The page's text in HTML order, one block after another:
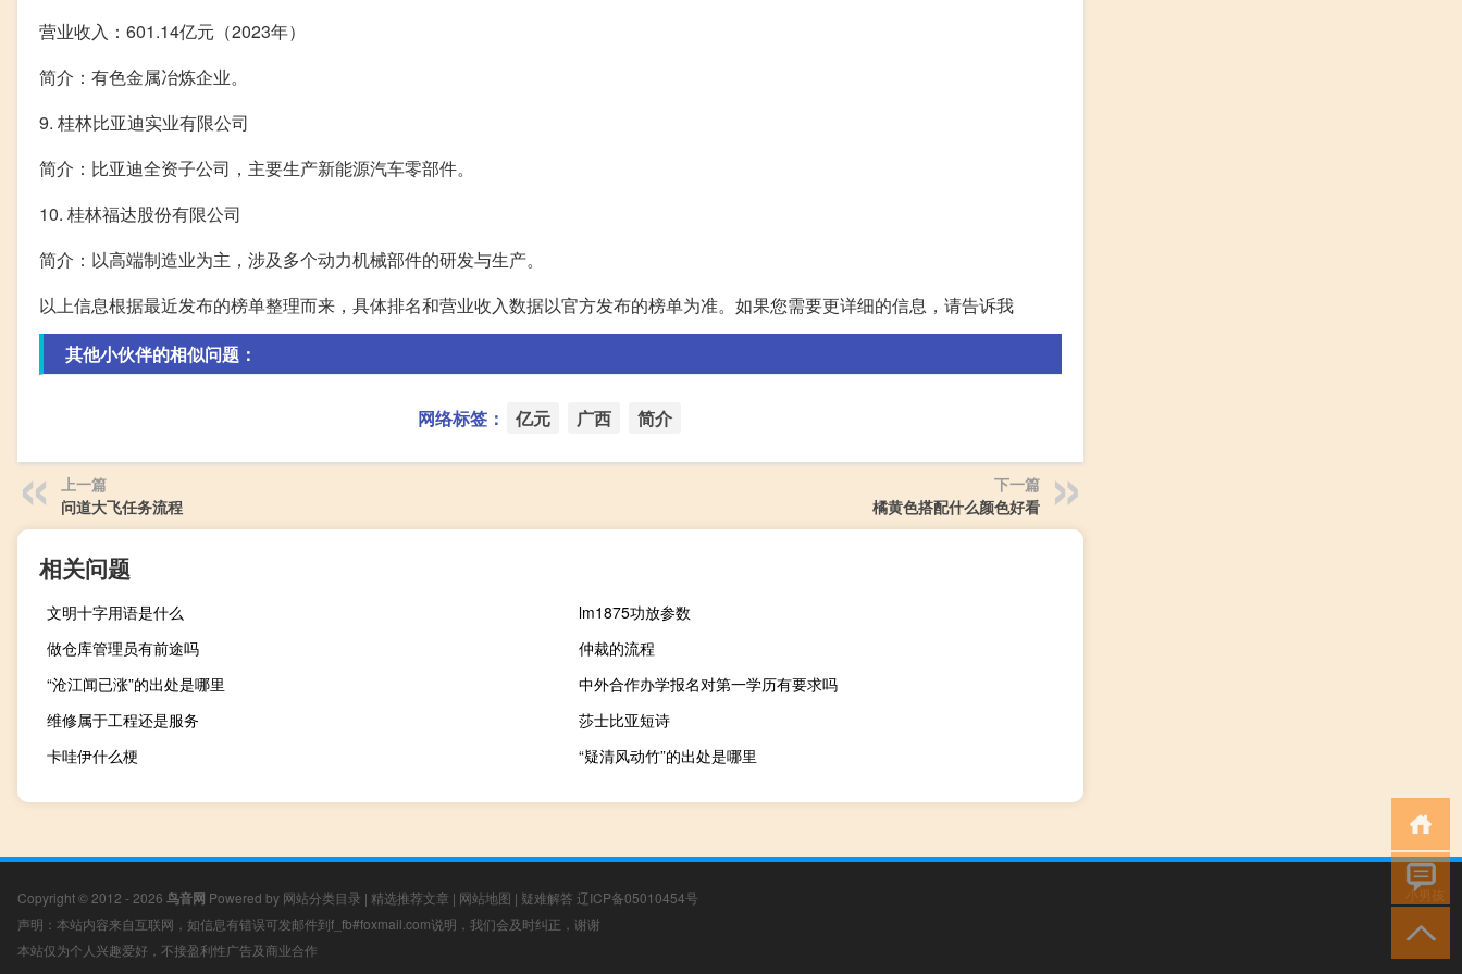
营业收入：601.14亿元（2023年）
简介：有色金属冶炼企业。
9. 桂林比亚迪实业有限公司
简介：比亚迪全资子公司，主要生产新能源汽车零部件。
10. 桂林福达股份有限公司
简介：以高端制造业为主，涉及多个动力机械部件的研发与生产。
以上信息根据最近发布的榜单整理而来，具体排名和营业收入数据以官方发布的榜单为准。如果您需要更详细的信息，请告诉我
其他小伙伴的相似问题：
网络标签： 亿元 广西 简介
上一篇
问道大飞任务流程
下一篇
橘黄色搭配什么颜色好看
相关问题
文明十字用语是什么
lm1875功放参数
做仓库管理员有前途吗
仲裁的流程
“沧江闻已涨”的出处是哪里
中外合作办学报名对第一学历有要求吗
维修属于工程还是服务
莎士比亚短诗
卡哇伊什么梗
“疑清风动竹”的出处是哪里
Copyright © 2012 - 2026 鸟音网 Powered by 网站分类目录 | 精选推荐文章 | 网站地图 | 疑难解答 辽ICP备05010454号
声明：本站内容来自互联网，如信息有错误可发邮件到f_fb#foxmail.com说明，我们会及时纠正，谢谢
本站仅为个人兴趣爱好，不接盈利性广告及商业合作
小男孩